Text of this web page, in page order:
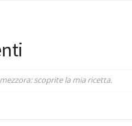
scoprite la mia ricetta.